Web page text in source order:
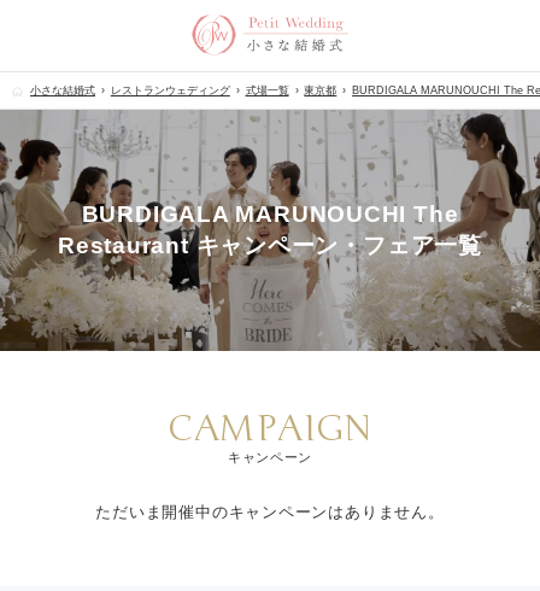
小さな結婚式 レストランウェディング 式場一覧 東京都 BURDIGALA MARUNOUCHI The
BURDIGALA MARUNOUCHI The
Restaurant キャンペーン・フェア一覧
CAMPAIGN
キャンペーン
ただいま開催中のキャンペーンはありません。